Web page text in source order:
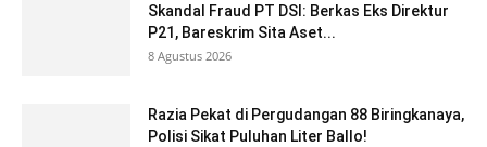
Skandal Fraud PT DSI: Berkas Eks Direktur
P21, Bareskrim Sita Aset...
8 Agustus 2026
Razia Pekat di Pergudangan 88 Biringkanaya,
Polisi Sikat Puluhan Liter Ballo!